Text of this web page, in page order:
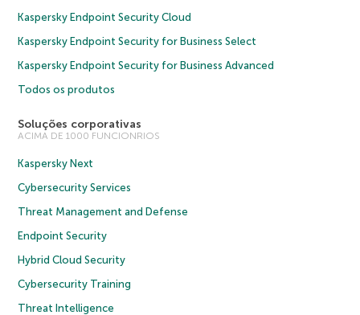
Kaspersky Endpoint Security Cloud
Kaspersky Endpoint Security for Business Select
Kaspersky Endpoint Security for Business Advanced
Todos os produtos
Soluções corporativas
ACIMA DE 1000 FUNCIONRIOS
Kaspersky Next
Cybersecurity Services
Threat Management and Defense
Endpoint Security
Hybrid Cloud Security
Cybersecurity Training
Threat Intelligence